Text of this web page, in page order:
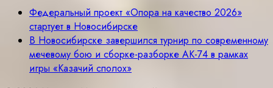
Федеральный проект «Опора на качество 2026»
стартует в Новосибирске
В Новосибирске завершился турнир по современному
мечевому бою и сборке-разборке АК-74 в рамках
игры «Казачий сполох»